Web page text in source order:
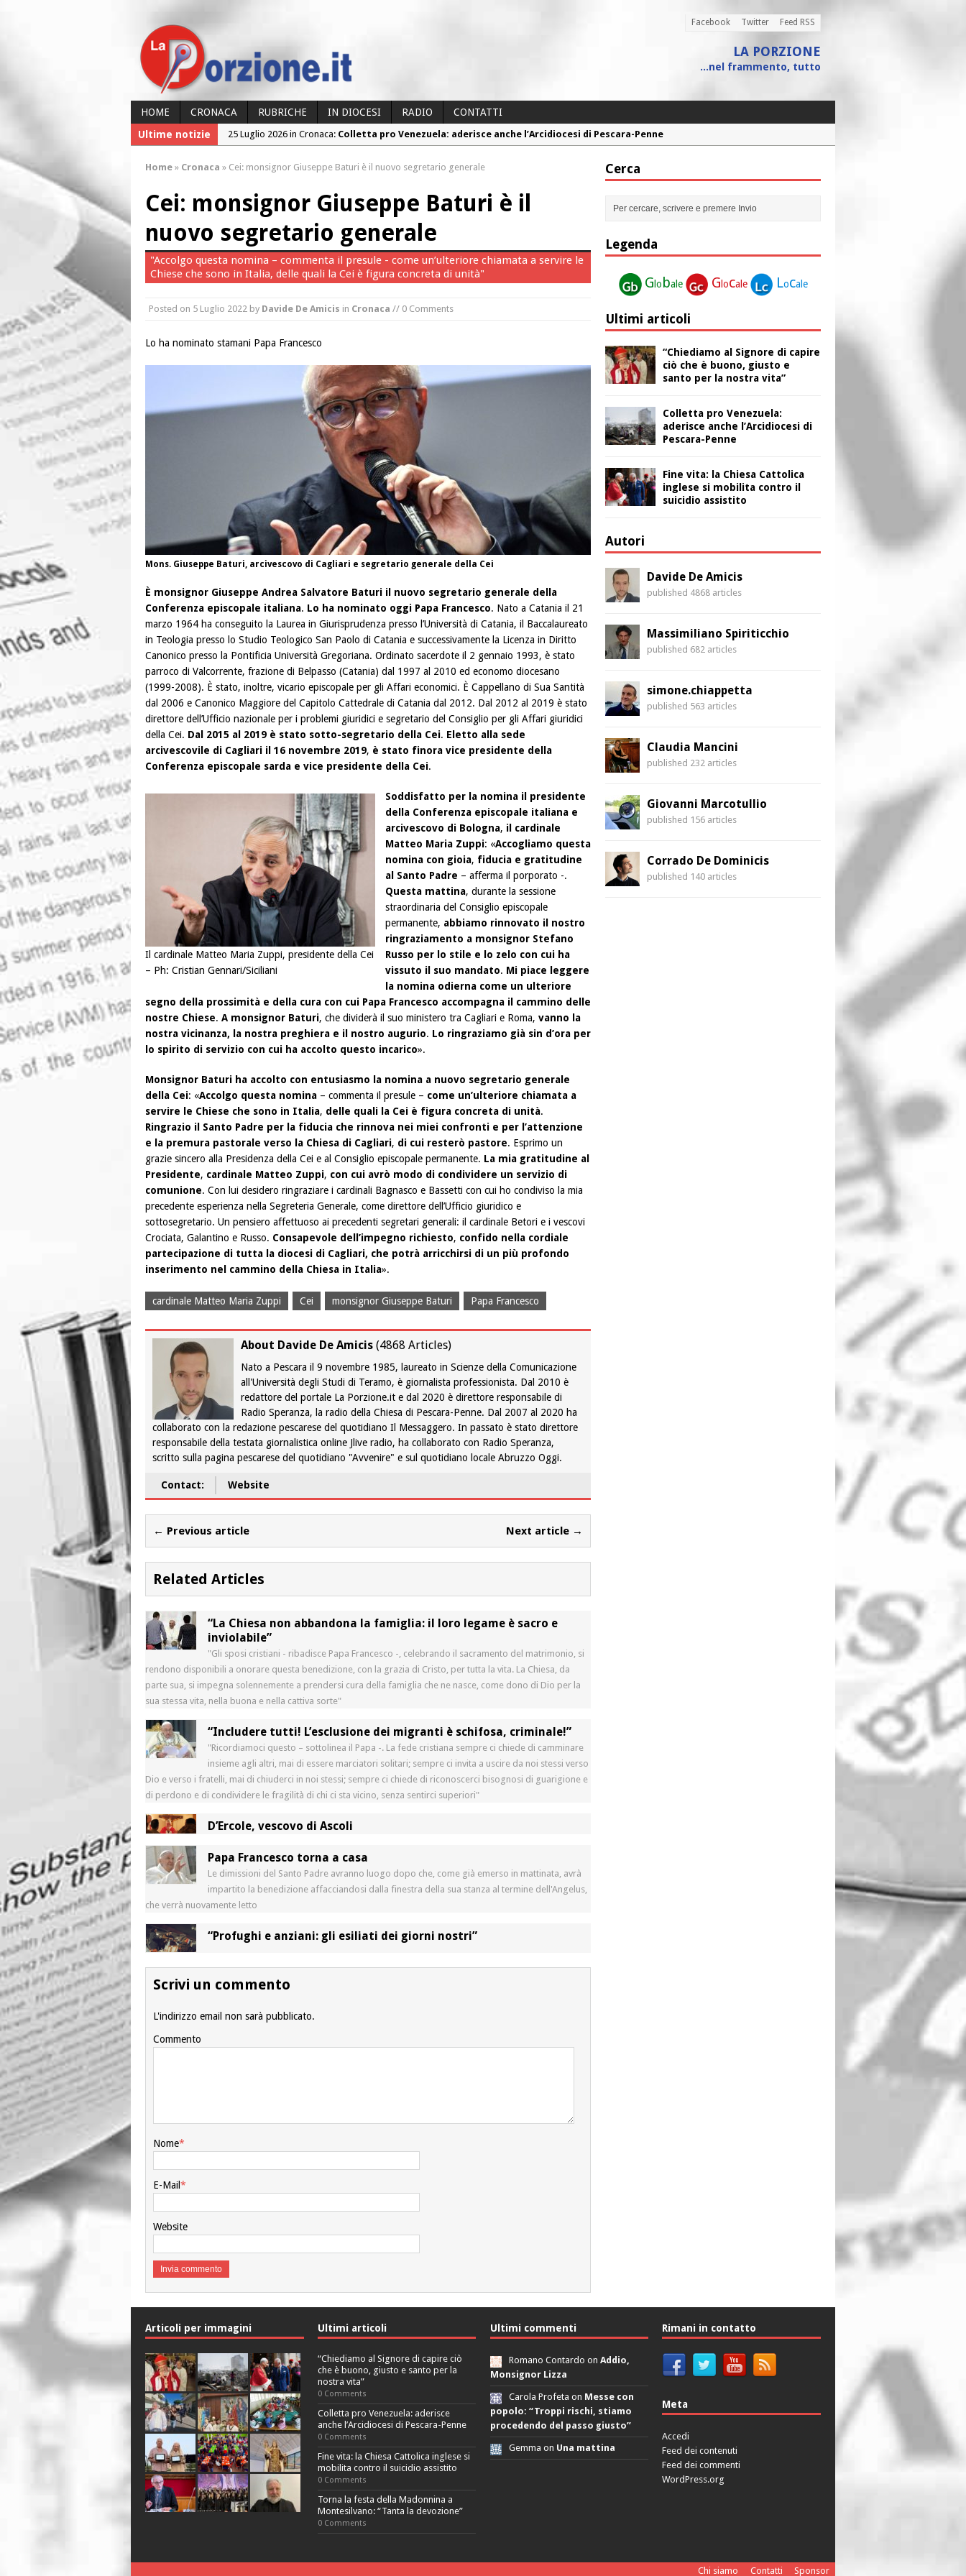
Facebook Twitter Feed RSS
LA PORZIONE
...nel frammento, tutto
HOME CRONACA RUBRICHE IN DIOCESI RADIO
CONTATTI
Ultime notizie
25 Luglio 2026 in Cronaca: Colletta pro Venezuela: aderisce anche l’Arcidiocesi di Pescara-Penne
Torna la festa della Madonnina a Montesilvano: “Tanta la devozione”
23 Luglio 2026 in Cronaca: Torna la festa di Sant’Andrea: “Chiediamogli di legarci al bene”
26 Luglio 2026 in Cronaca:
“Chiediamo al Signore di capire ciò che è buono, giusto e santo per la nostra vita”
Home » Cronaca » Cei: monsignor Giuseppe Baturi è il nuovo segretario generale
Cei: monsignor Giuseppe Baturi è il
nuovo segretario generale
"Accolgo questa nomina – commenta il presule - come un’ulteriore chiamata a servire le
Chiese che sono in Italia, delle quali la Cei è figura concreta di unità"
Posted on 5 Luglio 2022 by Davide De Amicis in Cronaca // 0 Comments
Lo ha nominato stamani Papa Francesco
Mons. Giuseppe Baturi, arcivescovo di Cagliari e segretario generale della Cei
È monsignor Giuseppe Andrea Salvatore Baturi il nuovo segretario generale della
Conferenza episcopale italiana. Lo ha nominato oggi Papa Francesco. Nato a Catania il 21
marzo 1964 ha conseguito la Laurea in Giurisprudenza presso l’Università di Catania, il Baccalaureato
in Teologia presso lo Studio Teologico San Paolo di Catania e successivamente la Licenza in Diritto
Canonico presso la Pontificia Università Gregoriana. Ordinato sacerdote il 2 gennaio 1993, è stato
parroco di Valcorrente, frazione di Belpasso (Catania) dal 1997 al 2010 ed economo diocesano
(1999-2008). È stato, inoltre, vicario episcopale per gli Affari economici. È Cappellano di Sua Santità
dal 2006 e Canonico Maggiore del Capitolo Cattedrale di Catania dal 2012. Dal 2012 al 2019 è stato
direttore dell’Ufficio nazionale per i problemi giuridici e segretario del Consiglio per gli Affari giuridici
della Cei. Dal 2015 al 2019 è stato sotto-segretario della Cei. Eletto alla sede
arcivescovile di Cagliari il 16 novembre 2019, è stato finora vice presidente della
Conferenza episcopale sarda e vice presidente della Cei.
Il cardinale Matteo Maria Zuppi, presidente della Cei
– Ph: Cristian Gennari/Siciliani
Soddisfatto per la nomina il presidente
della Conferenza episcopale italiana e
arcivescovo di Bologna, il cardinale
Matteo Maria Zuppi: «Accogliamo questa
nomina con gioia, fiducia e gratitudine
al Santo Padre – afferma il porporato -.
Questa mattina, durante la sessione
straordinaria del Consiglio episcopale
permanente, abbiamo rinnovato il nostro
ringraziamento a monsignor Stefano
Russo per lo stile e lo zelo con cui ha
vissuto il suo mandato. Mi piace leggere
la nomina odierna come un ulteriore
segno della prossimità e della cura con cui Papa Francesco accompagna il cammino delle
nostre Chiese. A monsignor Baturi, che dividerà il suo ministero tra Cagliari e Roma, vanno la
nostra vicinanza, la nostra preghiera e il nostro augurio. Lo ringraziamo già sin d’ora per
lo spirito di servizio con cui ha accolto questo incarico».
Monsignor Baturi ha accolto con entusiasmo la nomina a nuovo segretario generale
della Cei: «Accolgo questa nomina – commenta il presule – come un’ulteriore chiamata a
servire le Chiese che sono in Italia, delle quali la Cei è figura concreta di unità.
Ringrazio il Santo Padre per la fiducia che rinnova nei miei confronti e per l’attenzione
e la premura pastorale verso la Chiesa di Cagliari, di cui resterò pastore. Esprimo un
grazie sincero alla Presidenza della Cei e al Consiglio episcopale permanente. La mia gratitudine al
Presidente, cardinale Matteo Zuppi, con cui avrò modo di condividere un servizio di
comunione. Con lui desidero ringraziare i cardinali Bagnasco e Bassetti con cui ho condiviso la mia
precedente esperienza nella Segreteria Generale, come direttore dell’Ufficio giuridico e
sottosegretario. Un pensiero affettuoso ai precedenti segretari generali: il cardinale Betori e i vescovi
Crociata, Galantino e Russo. Consapevole dell’impegno richiesto, confido nella cordiale
partecipazione di tutta la diocesi di Cagliari, che potrà arricchirsi di un più profondo
inserimento nel cammino della Chiesa in Italia».
cardinale Matteo Maria Zuppi Cei monsignor Giuseppe Baturi Papa Francesco
About Davide De Amicis (4868 Articles)
Nato a Pescara il 9 novembre 1985, laureato in Scienze della Comunicazione
all'Università degli Studi di Teramo, è giornalista professionista. Dal 2010 è
redattore del portale La Porzione.it e dal 2020 è direttore responsabile di
Radio Speranza, la radio della Chiesa di Pescara-Penne. Dal 2007 al 2020 ha
collaborato con la redazione pescarese del quotidiano Il Messaggero. In passato è stato direttore
responsabile della testata giornalistica online Jlive radio, ha collaborato con Radio Speranza,
scritto sulla pagina pescarese del quotidiano "Avvenire" e sul quotidiano locale Abruzzo Oggi.
Contact: Website
← Previous article Next article →
Related Articles
“La Chiesa non abbandona la famiglia: il loro legame è sacro e
inviolabile”
"Gli sposi cristiani - ribadisce Papa Francesco -, celebrando il sacramento del matrimonio, si
rendono disponibili a onorare questa benedizione, con la grazia di Cristo, per tutta la vita. La Chiesa, da
parte sua, si impegna solennemente a prendersi cura della famiglia che ne nasce, come dono di Dio per la
sua stessa vita, nella buona e nella cattiva sorte"
“Includere tutti! L’esclusione dei migranti è schifosa, criminale!”
"Ricordiamoci questo – sottolinea il Papa -. La fede cristiana sempre ci chiede di camminare
insieme agli altri, mai di essere marciatori solitari; sempre ci invita a uscire da noi stessi verso
Dio e verso i fratelli, mai di chiuderci in noi stessi; sempre ci chiede di riconoscerci bisognosi di guarigione e
di perdono e di condividere le fragilità di chi ci sta vicino, senza sentirci superiori"
D’Ercole, vescovo di Ascoli
Papa Francesco torna a casa
Le dimissioni del Santo Padre avranno luogo dopo che, come già emerso in mattinata, avrà
impartito la benedizione affacciandosi dalla finestra della sua stanza al termine dell'Angelus,
che verrà nuovamente letto
“Profughi e anziani: gli esiliati dei giorni nostri”
Scrivi un commento
L'indirizzo email non sarà pubblicato.
Commento
Nome*
E-Mail*
Website
Cerca
Legenda
G lobale G locale Locale
Ultimi articoli
“Chiediamo al Signore di capire
ciò che è buono, giusto e
santo per la nostra vita”
Colletta pro Venezuela:
aderisce anche l’Arcidiocesi di
Pescara-Penne
Fine vita: la Chiesa Cattolica
inglese si mobilita contro il
suicidio assistito
Autori
Davide De Amicis
published 4868 articles
Massimiliano Spiriticchio
published 682 articles
simone.chiappetta
published 563 articles
Claudia Mancini
published 232 articles
Giovanni Marcotullio
published 156 articles
Corrado De Dominicis
published 140 articles
Articoli per immagini Ultimi articoli
“Chiediamo al Signore di capire ciò
che è buono, giusto e santo per la
nostra vita”
0 Comments
Colletta pro Venezuela: aderisce
anche l’Arcidiocesi di Pescara-Penne
0 Comments
Fine vita: la Chiesa Cattolica inglese si
mobilita contro il suicidio assistito
0 Comments
Torna la festa della Madonnina a
Montesilvano: “Tanta la devozione”
0 Comments
Ultimi commenti
Romano Contardo on Addio,
Monsignor Lizza
Carola Profeta on Messe con
popolo: “Troppi rischi, stiamo
procedendo del passo giusto”
Gemma on Una mattina
Rimani in contatto
Meta
Accedi
Feed dei contenuti
Feed dei commenti
WordPress.org
Chi siamo Contatti Sponsor